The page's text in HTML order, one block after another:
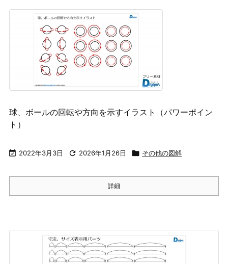
球、ボールの回転や方向を示すイラスト（パワーポイン
ト）
 2022年3月3日  2026年1月26日  その他の図解
詳細